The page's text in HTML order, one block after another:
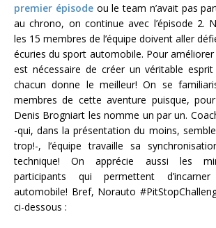
premier épisodeou le team n’avait pas
au chrono, on continue avec l’épisode 2.
les 15 membres de l’équipe doivent aller
écuries du sport automobile. Pour
est nécessaire de créer un véritable esprit
chacun donne le meilleur! On se
membres de cette aventure puisque,
Denis Brogniart les nomme un par un.
-qui, dans la présentation du moins,
trop!-, l’équipe travaille sa
technique! On apprécie aussi les
participants qui permettent
automobile! Bref, Norauto
ci-dessous :